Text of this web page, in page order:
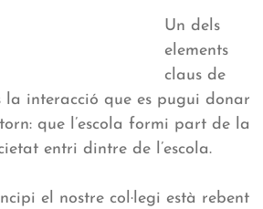
Un dels
elements
claus de
la interacció que es pugui donar
que l’escola formi part de la
entri dintre de l’escola.
el nostre col·legi està rebent